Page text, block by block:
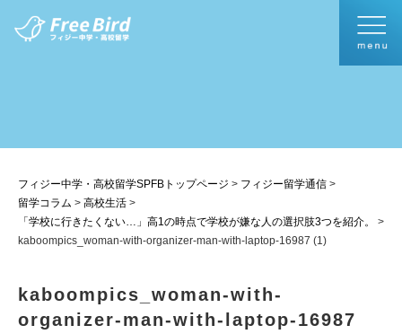
フィジー中学・高校留学SPFBトップページ > フィジー留学通信 >
留学コラム > 高校生活 >
「学校に行きたくない…」高1の時点で学校が嫌な人の選択肢3つを紹介。
>
kaboompics_woman-with-organizer-man-with-laptop-16987 (1)
kaboompics_woman-with-
organizer-man-with-laptop-16987